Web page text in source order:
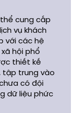
cung cấp
vụ khách
với các hệ
hội phổ
thiết kế
tập trung vào
có đội
dữ liệu phức